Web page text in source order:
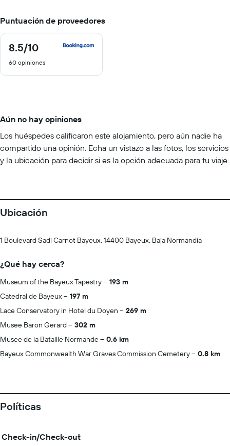
Puntuación de proveedores
8.5/10
8.5
10
60 opiniones
Aún no hay opiniones
Los huéspedes calificaron este alojamiento, pero aún nadie ha
compartido una opinión. Echa un vistazo a las fotos, los servicios
y la ubicación para decidir si es la opción adecuada para tu viaje.
Ubicación
1 Boulevard Sadi Carnot Bayeux, 14400 Bayeux, Baja Normandía
¿Qué hay cerca?
Museum of the Bayeux Tapestry
193 m
Catedral de Bayeux
197 m
Lace Conservatory in Hotel du Doyen
269 m
Musee Baron Gerard
302 m
Musee de la Bataille Normande
0.6 km
Bayeux Commonwealth War Graves Commission Cemetery
0.8 km
Políticas
Check-in/Check-out